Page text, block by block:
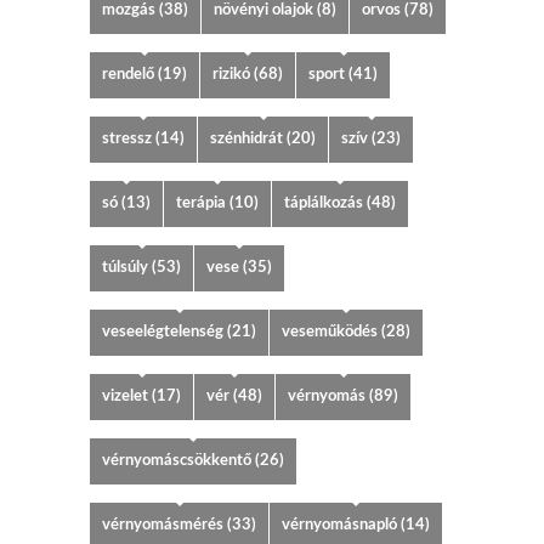
mozgás (38) növényi olajok (8) orvos (78)
rendelő (19) rizikó (68) sport (41)
stressz (14) szénhidrát (20) szív (23)
só (13) terápia (10) táplálkozás (48)
túlsúly (53) vese (35)
veseelégtelenség (21) veseműködés (28)
vizelet (17) vér (48) vérnyomás (89)
vérnyomáscsökkentő (26)
vérnyomásmérés (33) vérnyomásnapló (14)